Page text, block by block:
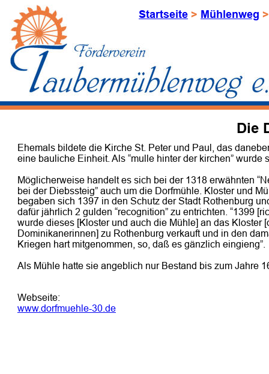
Die
Ehemals bildete die Kirche St. Peter und Paul, das
eine bauliche Einheit. Als “mulle hinter der kirchen” wurde
Möglicherweise handelt es sich bei der 1318 erwähnten
bei der Diebssteig” auch um die Dorfmühle. Kloster und
begaben sich 1397 in den Schutz der Stadt Rothenburg
dafür jährlich 2 gulden “recognition” zu entrichten. “1399
wurde dieses [Kloster und auch die Mühle] an das Kloster
Dominikanerinnen] zu Rothenburg verkauft und in den
Kriegen hart mitgenommen, so, daß es gänzlich eingieng”.
Als Mühle hatte sie angeblich nur Bestand bis zum Jahre
Webseite:
www.dorfmuehle-30.de
Startseite > Mühlenweg